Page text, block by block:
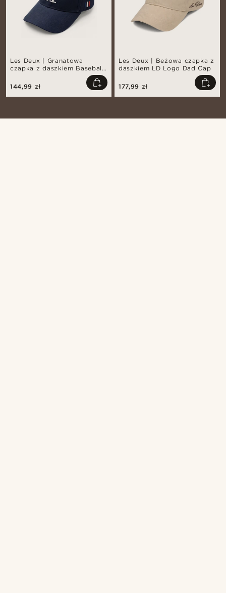
Les Deux | Granatowa
czapka z daszkiem Baseball
144,99 zł
Les Deux | Beżowa czapka z
daszkiem LD Logo Dad Cap
177,99 zł